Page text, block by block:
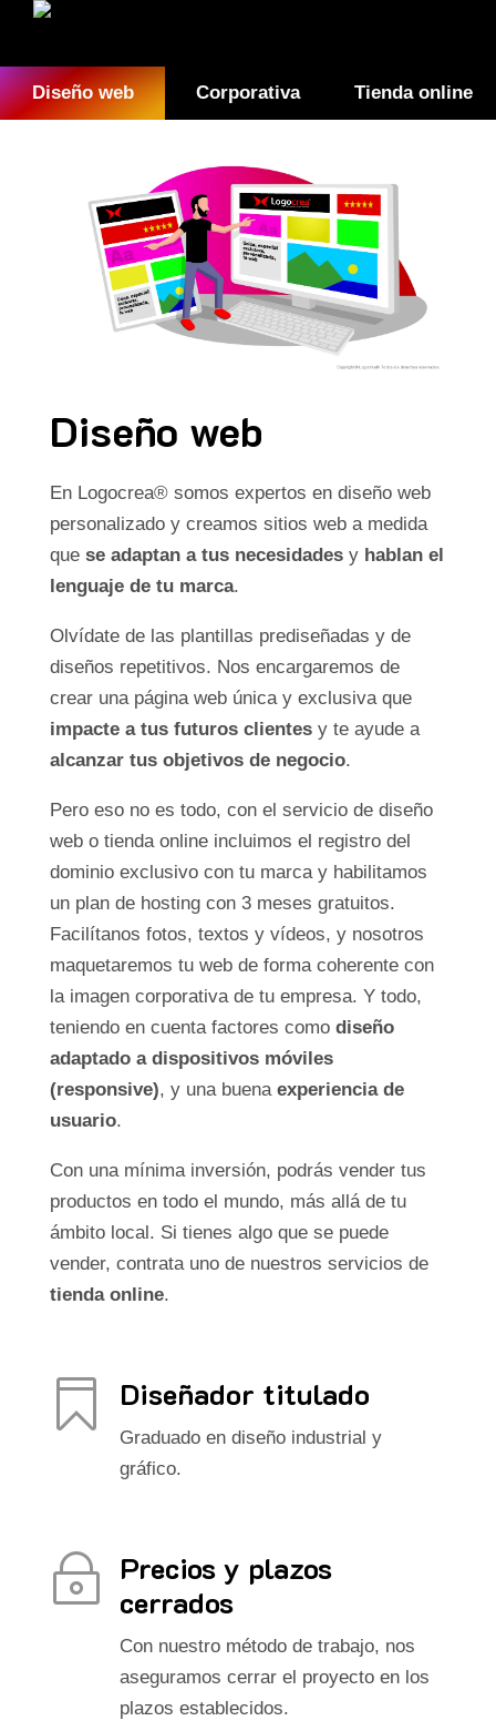
Diseño web Corporativa Tienda online
Diseño web
En Logocrea® somos expertos en diseño web
personalizado y creamos sitios web a medida
que se adaptan a tus necesidadesy hablan el
lenguaje de tu marca.
Olvídate de las plantillas prediseñadas y de
diseños repetitivos. Nos encargaremos de
crear una página web única y exclusiva que
impacte a tus futuros clientes y te ayude a
alcanzar tus objetivos de negocio.
Pero eso no es todo, con el servicio de diseño
web o tienda online incluimos el registro del
dominio exclusivo con tu marca y habilitamos
un plan de hosting con 3 meses gratuitos.
Facilítanos fotos, textos y vídeos, y nosotros
maquetaremos tu web de forma coherente con
la imagen corporativa de tu empresa. Y todo,
teniendo en cuenta factores como diseño
adaptado a dispositivos móviles
(responsive), y una buena experiencia de
usuario.
Con una mínima inversión, podrás vender tus
productos en todo el mundo, más allá de tu
ámbito local. Si tienes algo que se puede
vender, contrata uno de nuestros servicios de
tienda online.
 Diseñador titulado
Graduado en diseño industrial y
gráfico.
~ Precios y plazos
cerrados
Con nuestro método de trabajo, nos
aseguramos cerrar el proyecto en los
plazos establecidos.